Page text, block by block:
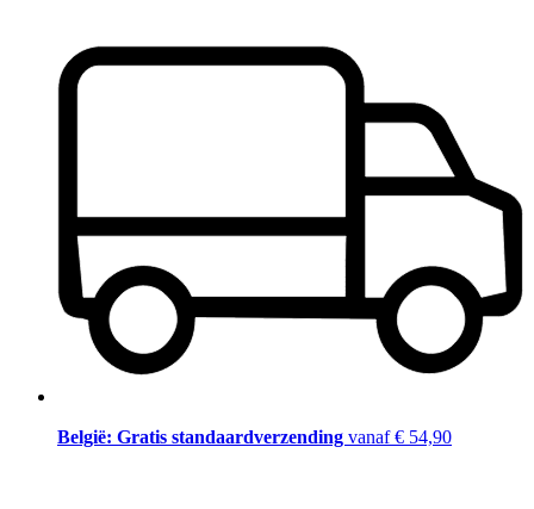
België: Gratis standaardverzending vanaf € 54,90